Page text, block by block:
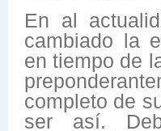
En al
cambiado la
en tiempo de
completo de
ser así.